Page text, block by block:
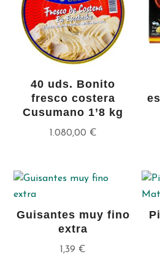
40 uds. Bonito
fresco costera
Cusumano 1’8 kg
1.080,00 €
Guisantes muy fino
extra
1,39€